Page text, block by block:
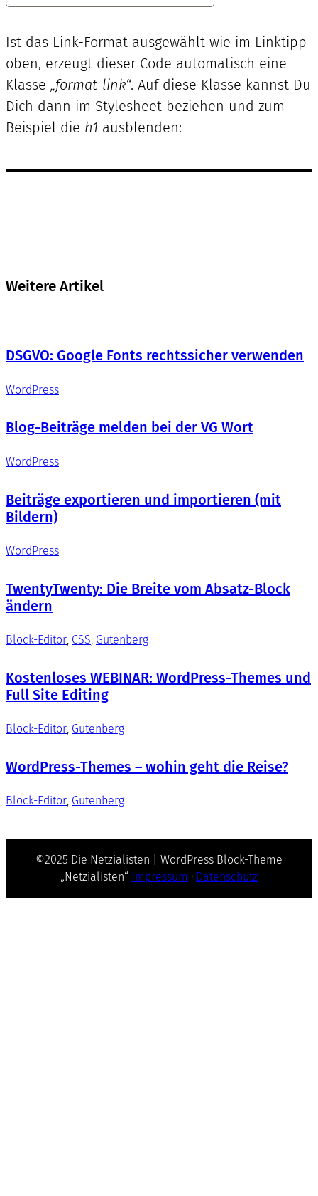
Ist das Link-Format ausgewählt wie im Linktipp
oben, erzeugt dieser Code automatisch eine
Klasse „format-link“. Auf diese Klasse kannst Du
Dich dann im Stylesheet beziehen und zum
Beispiel die h1 ausblenden:
Weitere Artikel
DSGVO: Google Fonts rechtssicher verwenden
WordPress
Blog-Beiträge melden bei der VG Wort
WordPress
Beiträge exportieren und importieren (mit
Bildern)
WordPress
TwentyTwenty: Die Breite vom Absatz-Block
ändern
Block-Editor, CSS, Gutenberg
Kostenloses WEBINAR: WordPress-Themes und
Full Site Editing
Block-Editor, Gutenberg
WordPress-Themes – wohin geht die Reise?
Block-Editor, Gutenberg
©2025 Die Netzialisten | WordPress Block-Theme
„Netzialisten“ Impressum · Datenschutz